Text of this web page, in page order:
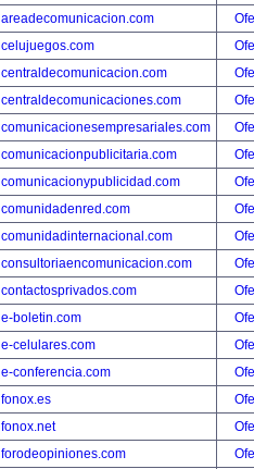
areadecomunicacion.com
celujuegos.com
centraldecomunicacion.com
centraldecomunicaciones.com
comunicacionesempresariales.com
comunicacionpublicitaria.com
comunicacionypublicidad.com
comunidadenred.com
comunidadinternacional.com
consultoriaencomunicacion.com
contactosprivados.com
e-boletin.com
e-celulares.com
e-conferencia.com
fonox.es
fonox.net
forodeopiniones.com